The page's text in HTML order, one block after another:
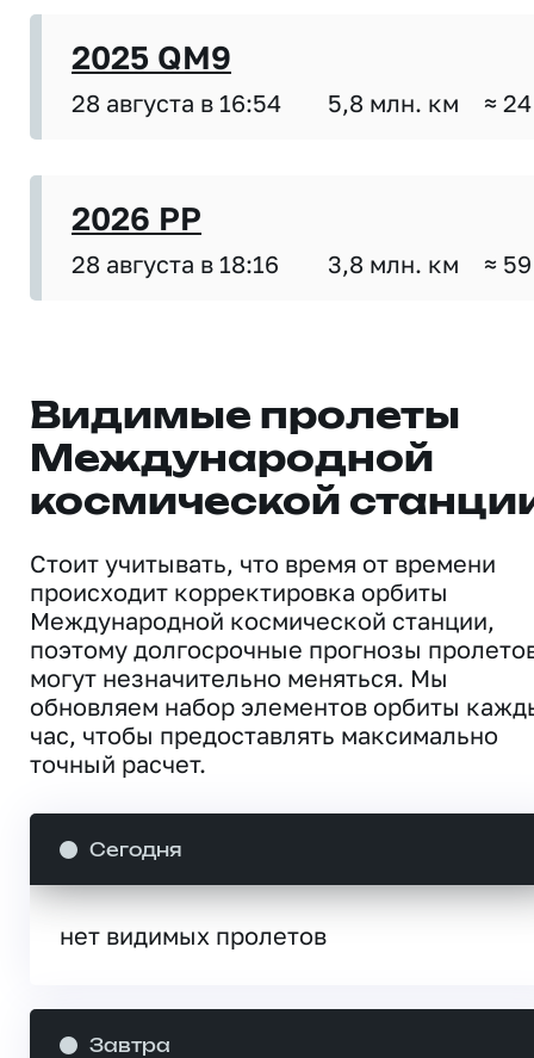
2025 QM9
28 августа в 16:54 5,8 млн. км ≈
2026 PP
28 августа в 18:16 3,8 млн. км ≈
Видимые пролеты
Международной
космической
Стоит учитывать, что время от времени
происходит корректировка орбиты
Международной космической станции,
поэтому долгосрочные прогнозы
могут незначительно меняться. Мы
обновляем набор элементов орбиты
час, чтобы предоставлять максимально
точный расчет.
Сегодня
нет видимых пролетов
Завтра